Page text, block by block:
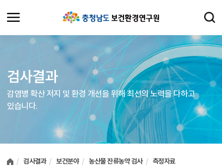
검사결과
감염병 확산 저지 및 환경 개선을 위해 최선의 노력을 다하고
있습니다.
검사결과 보건분야 농산물 잔류농약 검사 측정자료
여러분들의 의견을 남겨주세요.